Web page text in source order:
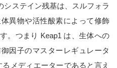
システイン残基は、スルフォラ
異物や活性酸素によって修飾
。つまり Keap1 は、生体への
因子のマスターレギュレータ
メディエーターであると言え